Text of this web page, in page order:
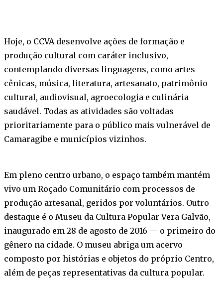
Hoje, o CCVA desenvolve ações de formação e
produção cultural com caráter inclusivo,
contemplando diversas linguagens, como artes
cênicas, música, literatura, artesanato, patrimônio
cultural, audiovisual, agroecologia e culinária
saudável. Todas as atividades são voltadas
prioritariamente para o público mais vulnerável de
Camaragibe e municípios vizinhos.
Em pleno centro urbano, o espaço também mantém
vivo um Roçado Comunitário com processos de
produção artesanal, geridos por voluntários. Outro
destaque é o Museu da Cultura Popular Vera Galvão,
inaugurado em 28 de agosto de 2016 — o primeiro do
gênero na cidade. O museu abriga um acervo
composto por histórias e objetos do próprio Centro,
além de peças representativas da cultura popular.